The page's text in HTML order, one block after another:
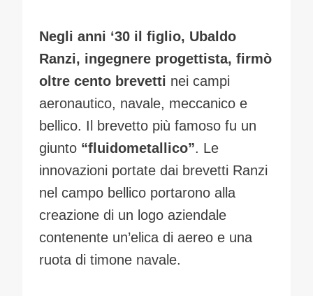
Negli anni ‘30 il figlio, Ubaldo
Ranzi, ingegnere progettista, firmò
oltre cento brevetti nei campi
aeronautico, navale, meccanico e
bellico. Il brevetto più famoso fu un
giunto “fluidometallico”. Le
innovazioni portate dai brevetti Ranzi
nel campo bellico portarono alla
creazione di un logo aziendale
contenente un’elica di aereo e una
ruota di timone navale.